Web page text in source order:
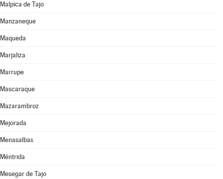
Malpica de Tajo
Manzaneque
Maqueda
Marjaliza
Marrupe
Mascaraque
Mazarambroz
Mejorada
Menasalbas
Méntrida
Mesegar de Tajo